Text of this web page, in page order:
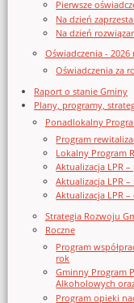
Pierwsze
Na dzień
Na dzień
Oświadczenia - 2026
Oświadczenia za
Raport o stanie Gminy
Plany, programy,
Ponadlokalny
Program
Lokalny Program
Aktualizacja LPR
Aktualizacja LPR
Aktualizacja LPR –
Strategia Rozwoju
Roczne
Program
rok
Gminny Program
Alkoholowych
Program opieki